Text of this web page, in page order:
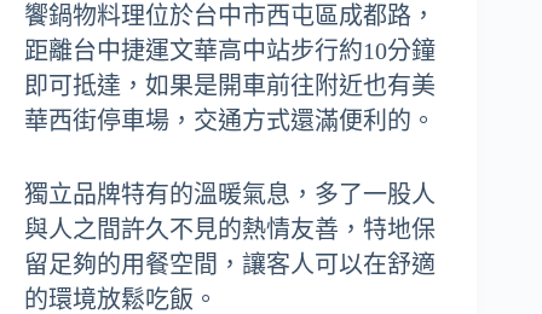
饗鍋物料理位於台中市西屯區成都路，
距離台中捷運文華高中站步行約10分鐘
即可抵達，如果是開車前往附近也有美
華西街停車場，交通方式還滿便利的。
獨立品牌特有的溫暖氣息，多了一股人
與人之間許久不見的熱情友善，特地保
留足夠的用餐空間，讓客人可以在舒適
的環境放鬆吃飯。